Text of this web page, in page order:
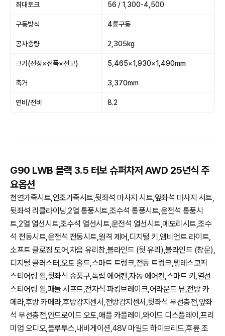
최대토크 56 / 1,300-4,500
구동방식 4륜구동
공차중량 2,305kg
크기(전장×전폭×전고) 5,465×1,930×1,490mm
축거 3,370mm
연비/전비 8.2
G90 LWB 블랙 3.5 터보 슈퍼차저 AWD 25년식 주
요옵션
천연가죽시트,인조가죽시트,뒷좌석 마사지 시트,앞좌석 마사지 시트,
뒷좌석 리클라이닝,2열 통풍시트,조수석 통풍시트,운전석 통풍시
트,2열 열선시트,조수석 열선시트,운전석 열선시트,메모리시트,조수
석 전동시트,운전석 전동시트,원격 제어,디지털 키,앰비언트 라이트,
소프트 클로징 도어,차음 유리창,블라인드 (뒷 유리),블라인드 (창문),
디지털 클러스터,오토 홀드,스마트 트렁크,전동 트렁크,텔레스코픽
스티어링 휠,뒷좌석 송풍구,독립 에어컨,자동 에어컨,스마트 키,열선
스티어링 휠,패들 시프트,전자식 파킹브레이크,어라운드 뷰,전방 카
메라,후방 카메라,후방감지센서,전방감지센서,뒷좌석 무선충전,앞좌
석 무선충전,안드로이드 오토,애플 카플레이,와이드 디스플레이,프리
미엄 오디오,블루투스,내비게이션,48V 마일드 하이브리드,후륜 조